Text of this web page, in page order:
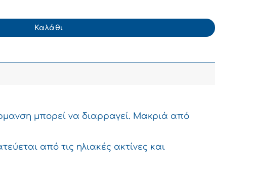
500ml ποσότητα
Καλάθι
μπορεί να διαρραγεί. Μακριά από
από τις ηλιακές ακτίνες και